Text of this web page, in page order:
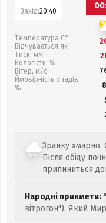
Захід:20:40
Температура С°
Відчувається як
Тиск, мм
Вологість, %
Вітер, м/с
Ймовірність опадів,
%
Зранку хмарно.
Після обіду
припиниться
Народні прикмети:
вітрогон"). Який